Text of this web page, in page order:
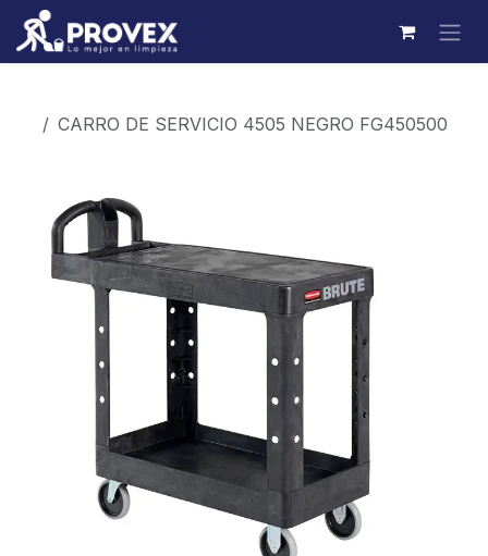
Ir al contenido
CARRO DE SERVICIO 4505 NEGRO FG450500